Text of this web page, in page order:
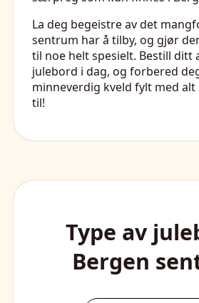
La deg begeistre av det
sentrum har å tilby, og gjør
til noe helt spesielt. Bestill ditt
julebord i dag, og forbered
minneverdig kveld fylt med
til!
Type av
Bergen